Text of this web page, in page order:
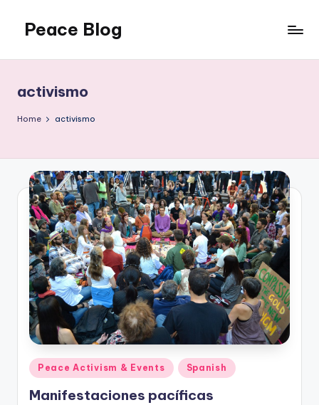
content
Peace Blog
Peace
Like
This
activismo
Home activismo
Posted
in
Peace Activism & Events Spanish
Manifestaciones pacíficas